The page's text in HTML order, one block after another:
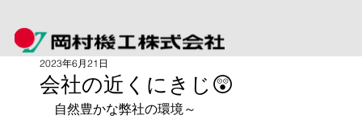
会社の近くにきじ😲
2023年6月21日
自然豊かな弊社の環境～